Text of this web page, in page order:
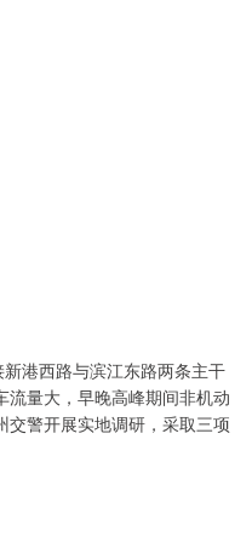
港西路与滨江东路两条主干
量大，早晚高峰期间非机动
警开展实地调研，采取三项